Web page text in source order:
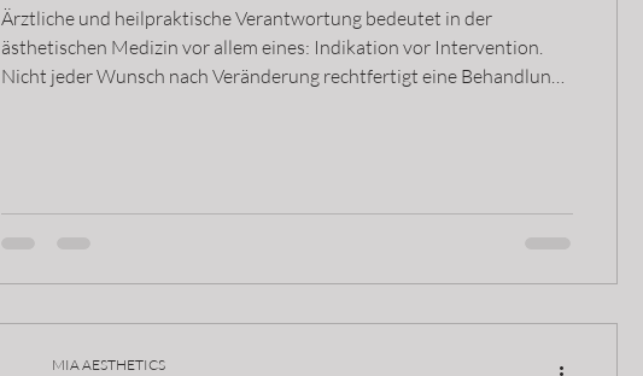
Ärztliche und heilpraktische Verantwortung bedeutet in der
ästhetischen Medizin vor allem eines: Indikation vor Intervention.
Nicht jeder Wunsch nach Veränderung rechtfertigt eine Behandlung.
aufzuklären, Grenzen zu setzen und im Zweifel von
MIA AESTHETICS